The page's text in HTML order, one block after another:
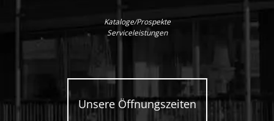
Kataloge/Prospekte
Serviceleistungen
Unsere Öffnungszeiten